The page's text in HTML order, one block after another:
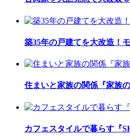
築35年の戸建てを大改造！
住まいと家族の関係『家族
カフェスタイルで暮らす『